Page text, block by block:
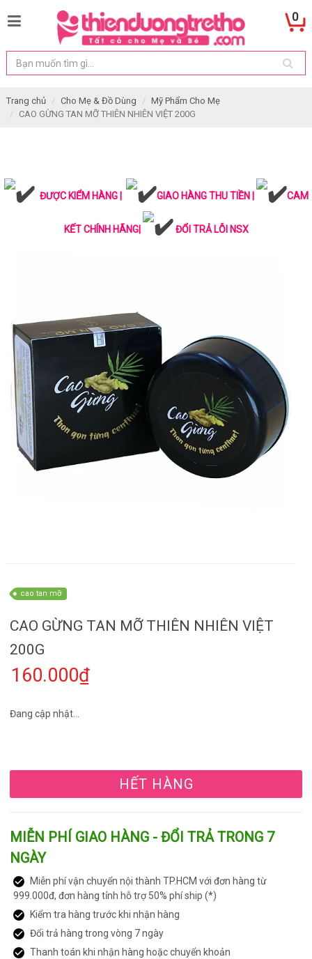
0
Trang chủ Cho Mẹ & Đồ Dùng
Mỹ Phẩm Cho Mẹ
CAO GỪNG TAN MỠ THIÊN NHIÊN VIỆT 200G
ĐƯỢC KIỂM HÀNG | GIAO HÀNG THU TIỀN | CAM
KẾT CHÍNH HÃNG| ĐỔI TRẢ LỖI NSX
cao tan mỡ
CAO GỪNG TAN MỠ THIÊN NHIÊN VIỆT
200G
160.000₫
Đang cập nhật...
HẾT HÀNG
MIỄN PHÍ GIAO HÀNG - ĐỔI TRẢ TRONG 7
NGÀY
Miễn phí vận chuyển nội thành TP.HCM với đơn hàng từ
999.000đ, đơn hàng tỉnh hỗ trợ 50% phí ship (*)
Kiểm tra hàng trước khi nhận hàng
Đổi trả hàng trong vòng 7 ngày
Thanh toán khi nhận hàng hoặc chuyển khoản